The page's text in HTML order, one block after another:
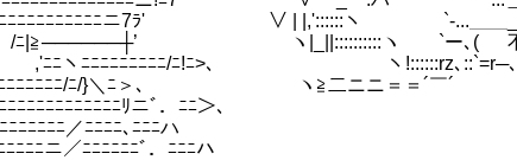
ﾆﾆﾆﾆニ7ﾗ' ∨ | |,'::::::ヽ `-...＿＿_二ニ
ヽ|_||::::::::::ヽ `ー､( 不､
,'ﾆﾆヽﾆﾆﾆﾆﾆﾆﾆﾆﾆ/ﾆ!ﾆ>､ ヽ!::::::rz､::`=r─､ ＼
ﾆﾆﾆﾆﾆﾆ/ﾆ/}＼ﾆ＞､ ヽ≧二ニニ＝＝´￣´
ﾆﾆﾆﾆﾆﾆﾆﾆﾆﾆﾘニﾞ．ﾆﾆ＞､
ﾆﾆﾆﾆ／ﾆﾆﾆﾆ､ﾆﾆﾆハ
ﾆニ／ﾆﾆﾆﾆﾆﾆﾞ．ﾆﾆﾆハ